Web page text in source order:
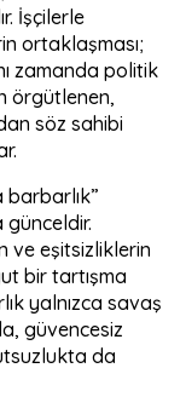
İşçilerle
ortaklaşması;
zamanda politik
örgütlenen,
söz sahibi
barbarlık”
günceldir.
ve eşitsizliklerin
bir tartışma
yalnızca savaş
güvencesiz
da